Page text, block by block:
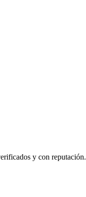
y con reputación.